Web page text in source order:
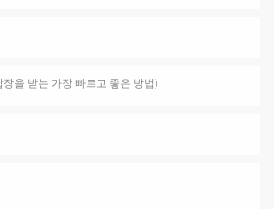
을 받는 가장 빠르고 좋은 방법)